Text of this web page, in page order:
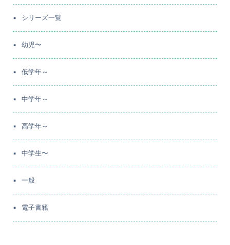
シリーズ一覧
幼児〜
低学年～
中学年～
高学年～
中学生〜
一般
電子書籍